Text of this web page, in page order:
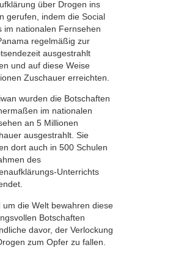
über Drogen ins
gerufen, indem die Social
im nationalen Fernsehen
regelmäßig zur
ausgestrahlt
und auf diese Weise
Zuschauer erreichten.
wurden die Botschaften
im nationalen
an 5 Millionen
ausgestrahlt. Sie
dort auch in 500 Schulen
des
Unterrichts
um die Welt bewahren diese
Botschaften
davor, der Verlockung
zum Opfer zu fallen.